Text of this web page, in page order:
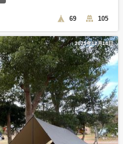
69 105
2025年12月14日